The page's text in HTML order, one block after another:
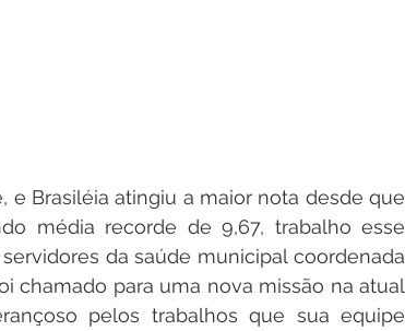
média recorde de 9,67, trabalho esse
da saúde municipal coordenada
chamado para uma nova missão na atual
pelos trabalhos que sua equipe